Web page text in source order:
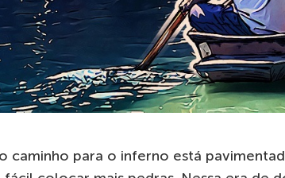
caminho para o inferno está